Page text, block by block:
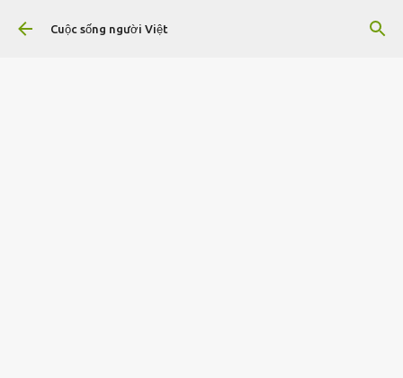
Chuyển đến nội dung chính
Cuộc sống người Việt